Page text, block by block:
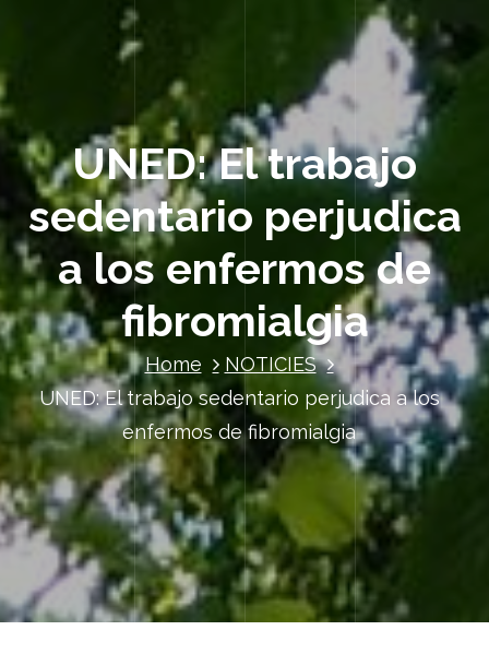
UNED: El trabajo
sedentario perjudica
a los enfermos de
fibromialgia
Home
NOTICIES
UNED: El trabajo sedentario perjudica a los
enfermos de fibromialgia